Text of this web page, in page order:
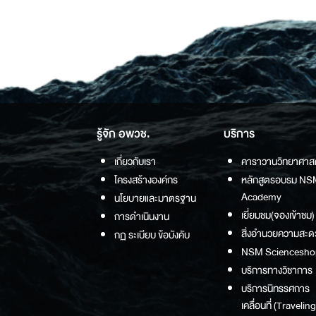
รู้จัก อพวช.
เกี่ยวกับเรา
โครงสร้างองค์กร
นโยบายและมาตรฐาน
การดำเนินงาน
กฏ ระเบียบ ข้อบังคับ
บริการ
คาราวานวิทยาศา
หลักสูตรอบรม
Academy
เยี่ยมชม(จองเข้าชม)
สิ่งอำนวยความสะ
NSM
บริการทางวิชาการ
บริการนิทรรศการ
เคลื่อนที่ (Traveling